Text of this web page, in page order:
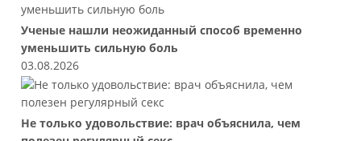
Ученые нашли неожиданный способ временно
уменьшить сильную боль
03.08.2026
Не только удовольствие: врач объяснила, чем